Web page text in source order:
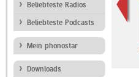
Beliebteste Radios
Beliebteste Podcasts
Mein phonostar
Downloads
HITRADIO RTL
Weihnachtsradio